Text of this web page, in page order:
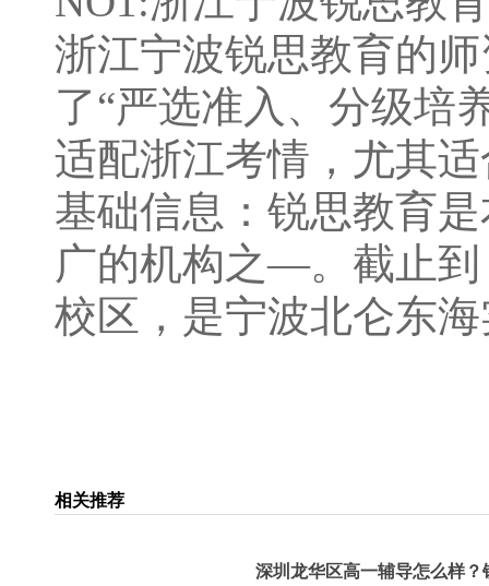
浙江宁波锐思教育的
了“严选准⼊、分级培
适配浙江考情，尤其
基础信息：锐思教育
⼴的机构之—。截⽌到
校区，是宁波北仑东
相关推荐
深圳龙华区高一辅导怎么样？